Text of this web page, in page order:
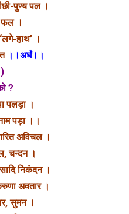
पुण्य पल ।
फल ।
हाथ’ ।
।।अर्घं।।
?
पलड़ा ।
पड़ा ।।
अविचल ।
चन्दन ।
निकंदन ।
अवतार ।
सुमन ।